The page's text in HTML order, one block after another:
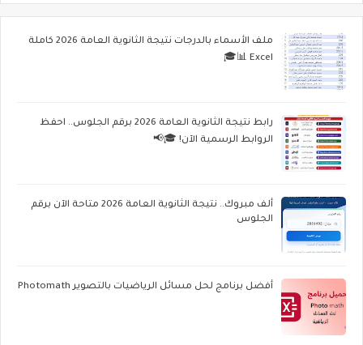
ملف الأسماء بالدرجات نتيجة الثانوية العامة 2026 كاملة
Excel 📊🎓
رابط نتيجة الثانوية العامة 2026 برقم الجلوس.. احفظ
الروابط الرسمية الآن! 🎓📢
ألف مبروك.. نتيجة الثانوية العامة 2026 متاحة الآن برقم
الجلوس
أفضل برنامج لحل مسائل الرياضيات بالتصوير Photomath